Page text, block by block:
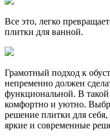
Все это, легко
плитки для ванной.
Грамотный подход к
непременно должен
функциональной. В
комфортно и уютно.
решение плитки для
яркие и современные